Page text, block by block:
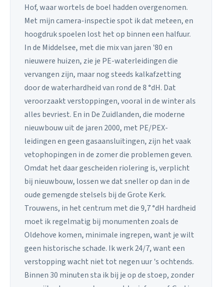
Hof, waar wortels de boel hadden overgenomen.
Met mijn camera-inspectie spot ik dat meteen, en
hoogdruk spoelen lost het op binnen een halfuur.
In de Middelsee, met die mix van jaren '80 en
nieuwere huizen, zie je PE-waterleidingen die
vervangen zijn, maar nog steeds kalkafzetting
door de waterhardheid van rond de 8 °dH. Dat
veroorzaakt verstoppingen, vooral in de winter als
alles bevriest. En in De Zuidlanden, die moderne
nieuwbouw uit de jaren 2000, met PE/PEX-
leidingen en geen gasaansluitingen, zijn het vaak
vetophopingen in de zomer die problemen geven.
Omdat het daar gescheiden riolering is, verplicht
bij nieuwbouw, lossen we dat sneller op dan in de
oude gemengde stelsels bij de Grote Kerk.
Trouwens, in het centrum met die 9,7 °dH hardheid
moet ik regelmatig bij monumenten zoals de
Oldehove komen, minimale ingrepen, want je wilt
geen historische schade. Ik werk 24/7, want een
verstopping wacht niet tot negen uur 's ochtends.
Binnen 30 minuten sta ik bij je op de stoep, zonder